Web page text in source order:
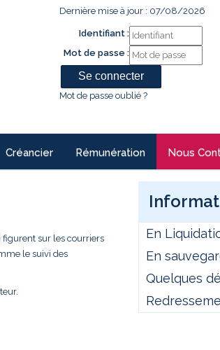
Dernière mise à jour : 07/08/2026
Identifiant :
Mot de passe :
Mot de passe oublié ?
Créancier Rémunération Nous
figurent sur les courriers
le suivi des
En
En
Quelques